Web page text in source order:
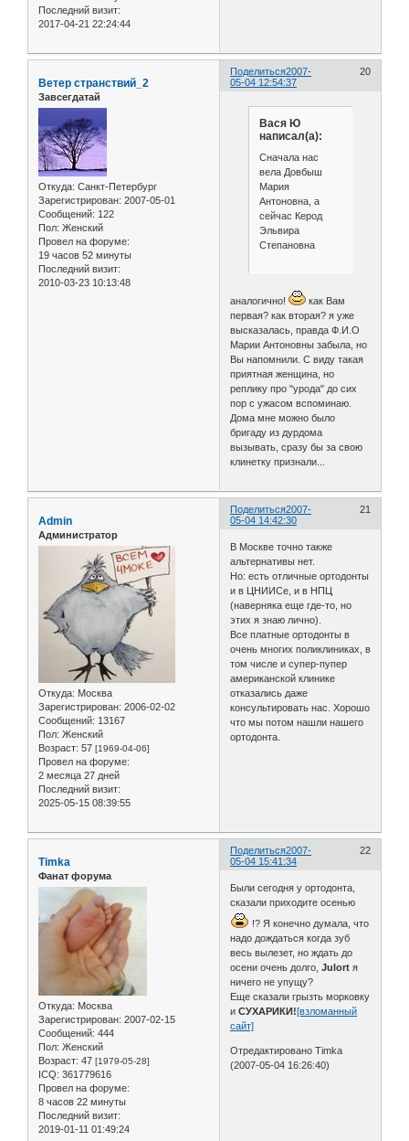
Последний визит:
2017-04-21 22:24:44
Поделиться 20
2007-
05-04 12:54:37
Ветер странствий_2
Завсегдатай
Откуда: Санкт-Петербург
Зарегистрирован: 2007-05-01
Сообщений: 122
Пол: Женский
Провел на форуме:
19 часов 52 минуты
Последний визит:
2010-03-23 10:13:48
Вася Ю
написал(а):
Сначала нас
вела Довбыш
Мария
Антоновна, а
сейчас Керод
Эльвира
Степановна
аналогично!
как Вам
первая? как вторая? я уже
высказалась, правда Ф.И.О
Марии Антоновны забыла, но
Вы напомнили. С виду такая
приятная женщина, но
реплику про "урода" до сих
пор с ужасом вспоминаю.
Дома мне можно было
бригаду из дурдома
вызывать, сразу бы за свою
клинетку признали...
Поделиться 21
2007-
05-04 14:42:30
Admin
Администратор
Откуда: Москва
Зарегистрирован: 2006-02-02
Сообщений: 13167
Пол: Женский
Возраст: 57 [1969-04-06]
Провел на форуме:
2 месяца 27 дней
Последний визит:
2025-05-15 08:39:55
В Москве точно также
альтернативы нет.
Но: есть отличные ортодонты
и в ЦНИИСе, и в НПЦ
(наверняка еще где-то, но
этих я знаю лично).
Все платные ортодонты в
очень многих поликлиниках, в
том числе и супер-пупер
американской клинике
отказались даже
консультировать нас. Хорошо
что мы потом нашли нашего
ортодонта.
Поделиться 22
2007-
05-04 15:41:34
Timka
Фанат форума
Откуда: Москва
Зарегистрирован: 2007-02-15
Сообщений: 444
Пол: Женский
Возраст: 47 [1979-05-28]
ICQ: 361779616
Провел на форуме:
8 часов 22 минуты
Последний визит:
2019-01-11 01:49:24
Были сегодня у ортодонта,
сказали приходите осенью
!? Я конечно думала, что
надо дождаться когда зуб
весь вылезет, но ждать до
осени очень долго,Julort я
ничего не упущу?
Еще сказали грызть морковку
иСУХАРИКИ![взломанный
сайт]
Отредактировано Timka
(2007-05-04 16:26:40)